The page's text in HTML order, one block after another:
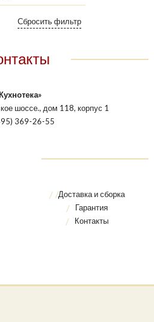
шоссе., дом 118, корпус 1
369-26-55
Доставка и сборка
Гарантия
Контакты